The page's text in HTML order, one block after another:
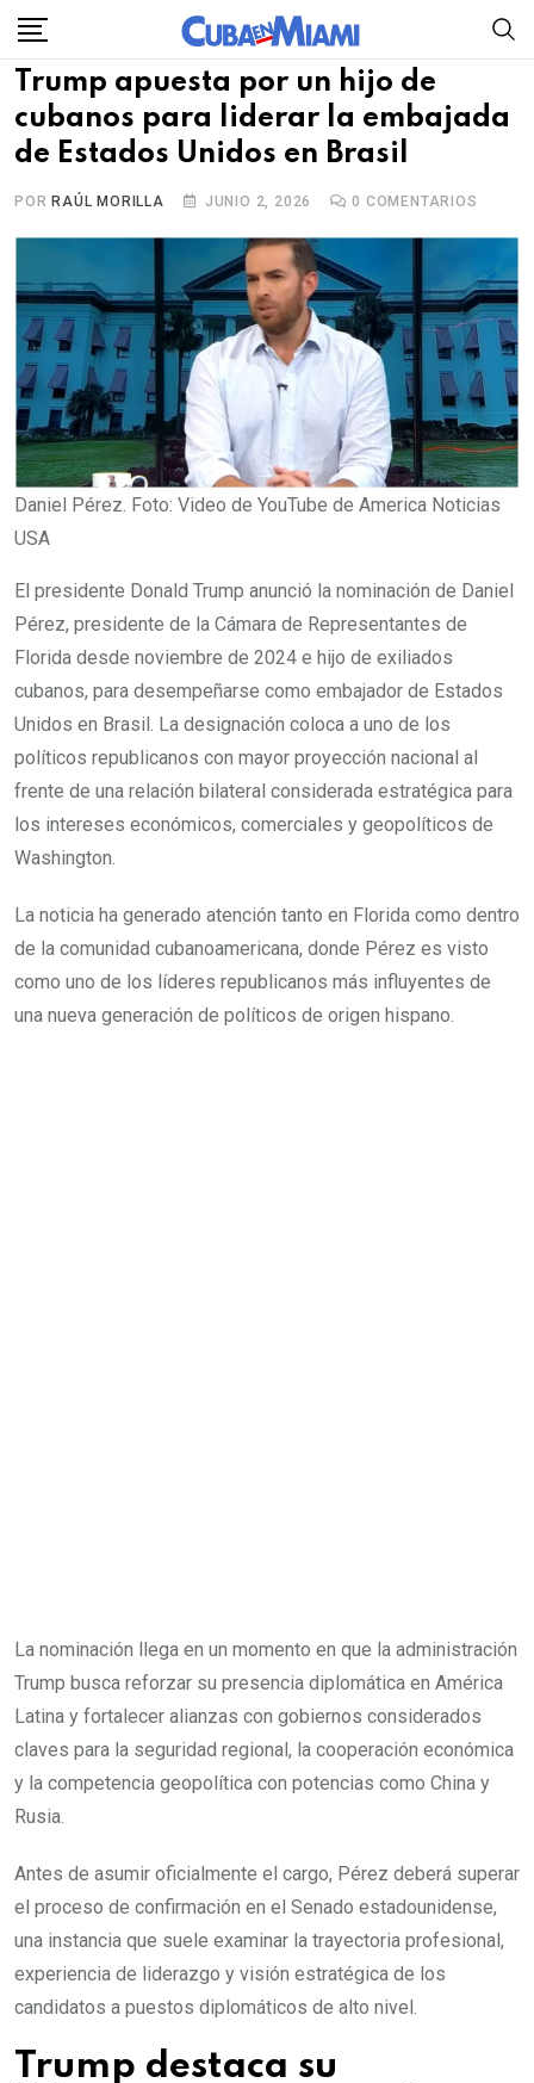
Skip
content
Trump apuesta por un hijo de
cubanos para liderar la embajada
de Estados Unidos en Brasil
POR RAÚL MORILLA JUNIO 2, 2026 0 COMENTARIOS
Daniel Pérez. Foto: Video de YouTube de America Noticias
USA
El presidente Donald Trump anunció la nominación de Daniel
Pérez, presidente de la Cámara de Representantes de
Florida desde noviembre de 2024 e hijo de exiliados
cubanos, para desempeñarse como embajador de Estados
Unidos en Brasil. La designación coloca a uno de los
políticos republicanos con mayor proyección nacional al
frente de una relación bilateral considerada estratégica para
los intereses económicos, comerciales y geopolíticos de
Washington.
La noticia ha generado atención tanto en Florida como dentro
de la comunidad cubanoamericana, donde Pérez es visto
como uno de los líderes republicanos más influyentes de
una nueva generación de políticos de origen hispano.
La nominación llega en un momento en que la administración
Trump busca reforzar su presencia diplomática en América
Latina y fortalecer alianzas con gobiernos considerados
claves para la seguridad regional, la cooperación económica
y la competencia geopolítica con potencias como China y
Rusia.
Antes de asumir oficialmente el cargo, Pérez deberá superar
el proceso de confirmación en el Senado estadounidense,
una instancia que suele examinar la trayectoria profesional,
experiencia de liderazgo y visión estratégica de los
candidatos a puestos diplomáticos de alto nivel.
Trump destaca su